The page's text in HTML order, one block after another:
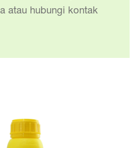
atau hubungi kontak